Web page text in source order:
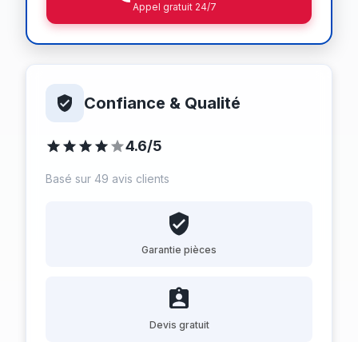
Appel gratuit 24/7
Confiance & Qualité
4.6/5
Basé sur 49 avis clients
Garantie pièces
Devis gratuit